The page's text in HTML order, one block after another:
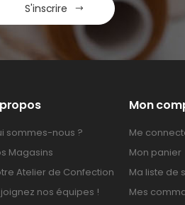
S'inscrire
sommes-nous ?
Magasins
Atelier de Confection
nos équipes !
Mon
Me
Mon panier
Ma liste de
Mes